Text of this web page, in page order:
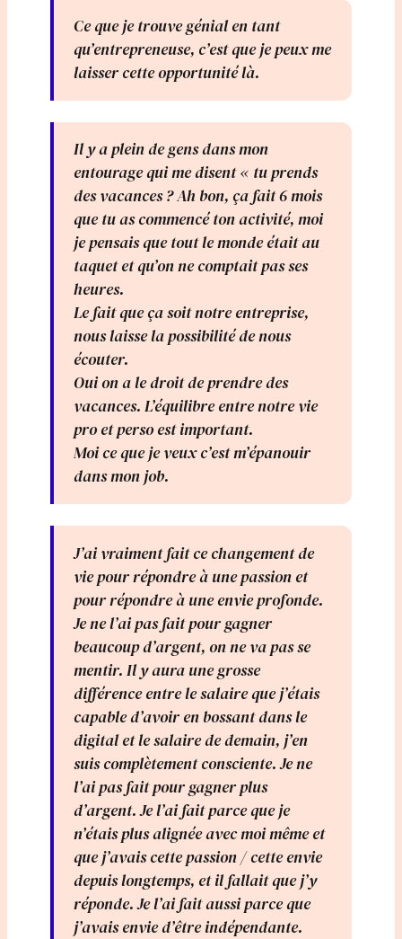
Ce que je trouve génial en tant
qu’entrepreneuse, c’est que je peux me
laisser cette opportunité là.
Il y a plein de gens dans mon
entourage qui me disent « tu prends
des vacances ? Ah bon, ça fait 6 mois
que tu as commencé ton activité, moi
je pensais que tout le monde était au
taquet et qu’on ne comptait pas ses
heures.
Le fait que ça soit notre entreprise,
nous laisse la possibilité de nous
écouter.
Oui on a le droit de prendre des
vacances. L’équilibre entre notre vie
pro et perso est important.
Moi ce que je veux c’est m’épanouir
dans mon job.
J’ai vraiment fait ce changement de
vie pour répondre à une passion et
pour répondre à une envie profonde.
Je ne l’ai pas fait pour gagner
beaucoup d’argent, on ne va pas se
mentir. Il y aura une grosse
différence entre le salaire que j’étais
capable d’avoir en bossant dans le
digital et le salaire de demain, j’en
suis complètement consciente. Je ne
l’ai pas fait pour gagner plus
d’argent. Je l’ai fait parce que je
n’étais plus alignée avec moi même et
que j’avais cette passion / cette envie
depuis longtemps, et il fallait que j’y
réponde. Je l’ai fait aussi parce que
j’avais envie d’être indépendante.